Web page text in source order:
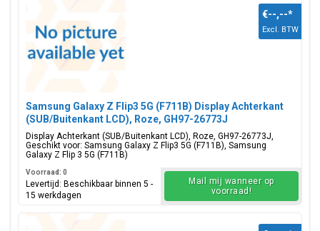
Samsung Galaxy Z Flip3 5G (F711B) Display Achterkant
(SUB/Buitenkant LCD), Roze, GH97-26773J
Display Achterkant (SUB/Buitenkant LCD), Roze, GH97-26773J,
Geschikt voor: Samsung Galaxy Z Flip3 5G (F711B), Samsung
Galaxy Z Flip 3 5G (F711B)
€--,--*
Excl. BTW
Voorraad: 0
Levertijd: Beschikbaar binnen 5 -
15 werkdagen
Mail mij wanneer op
voorraad!